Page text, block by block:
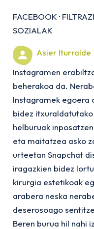
FACEBOOK ·
SOZIALAK
Asier Iturralde
Instagramen
beherakoa da.
Instagramek egoera
bidez
helburuak
eta maitatzea asko
urteetan Snapchat
iragazkien bidez
kirurgia estetikoak
arabera neska
deserosoago
Beren burua hil nahi